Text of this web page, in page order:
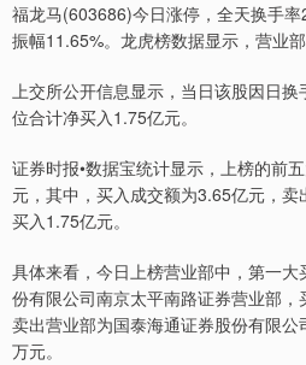
福龙马(603686)今日涨停，全天换手
振幅11.65%。龙虎榜数据显示，营业
上交所公开信息显示，当日该股因日
位合计净买入1.75亿元。
证券时报•数据宝统计显示，上榜的前
元，其中，买入成交额为3.65亿元，
买入1.75亿元。
具体来看，今日上榜营业部中，第一
份有限公司南京太平南路证券营业部
卖出营业部为国泰海通证券股份有限
万元。